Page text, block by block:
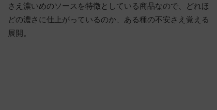
さえ濃いめのソースを特徴としている商品なので、どれほ
どの濃さに仕上がっているのか、ある種の不安さえ覚える
展開。